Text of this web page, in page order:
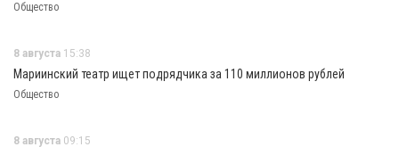
Общество
8 августа 15:38
Мариинский театр ищет подрядчика за 110 миллионов рублей
Общество
8 августа 09:15